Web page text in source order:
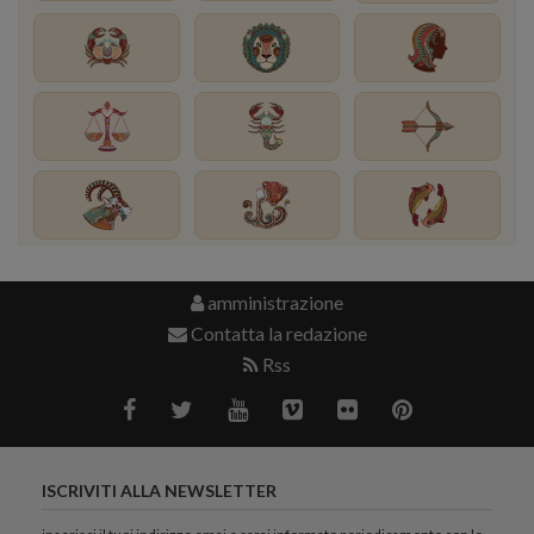
amministrazione
Contatta la redazione
Rss
ISCRIVITI ALLA NEWSLETTER